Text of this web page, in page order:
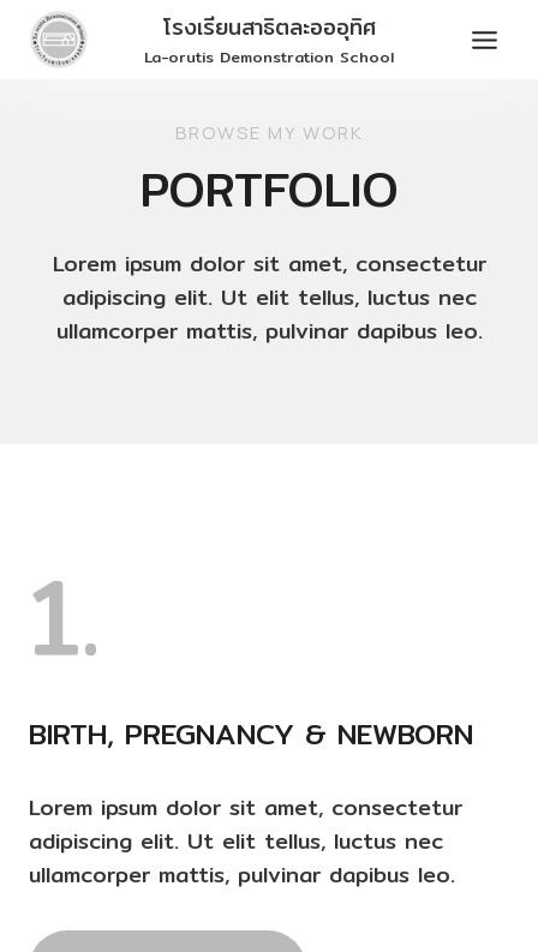
Skip
โรงเรียนสาธิตละอออุทิศ
La-orutis Demonstration School
BROWSE MY WORK
PORTFOLIO
Lorem ipsum dolor sit amet, consectetur
adipiscing elit. Ut elit tellus, luctus nec
ullamcorper mattis, pulvinar dapibus leo.
1.
BIRTH, PREGNANCY & NEWBORN
Lorem ipsum dolor sit amet, consectetur
adipiscing elit. Ut elit tellus, luctus nec
ullamcorper mattis, pulvinar dapibus leo.